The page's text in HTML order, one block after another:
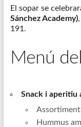
El sopar se
Sánchez Academy)
191.
Menú
Snack i aperitiu
Assortiment
Hummus